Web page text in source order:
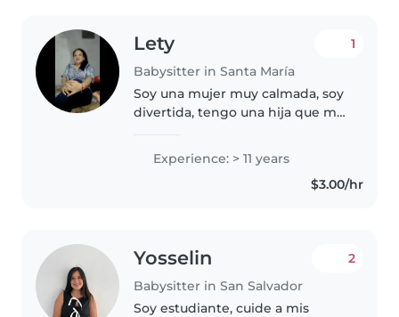
Lety
Babysitter in Santa María
1
Soy una mujer muy calmada, soy
divertida, tengo una hija que me
todo esto, soy una persona muy
honrada y sobre todo muy
Experience: > 11 years
$3.00/hr
Yosselin
Babysitter in San Salvador
2
Soy estudiante, cuide a mis